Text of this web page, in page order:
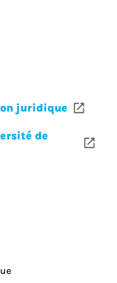
juridique
de